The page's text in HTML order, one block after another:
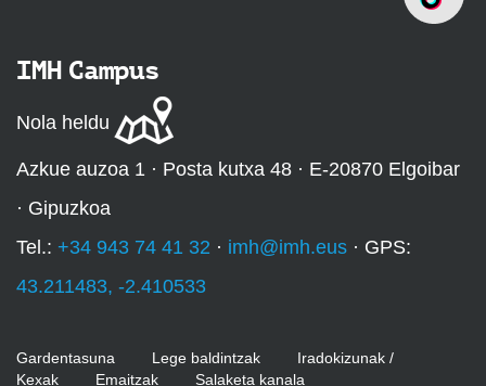
IMH Campus
Nola heldu
Azkue auzoa 1 · Posta kutxa 48 · E-20870 Elgoibar
· Gipuzkoa
Tel.: +34 943 74 41 32 · imh@imh.eus · GPS:
43.211483, -2.410533
Gardentasuna Lege baldintzak
Iradokizunak /
Kexak
Emaitzak Salaketa kanala